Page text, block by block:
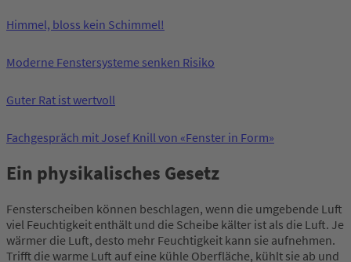
Himmel, bloss kein Schimmel!
Moderne Fenstersysteme senken Risiko
Guter Rat ist wertvoll
Fachgespräch mit Josef Knill von «Fenster in Form»
Ein physikalisches Gesetz
Fensterscheiben können beschlagen, wenn die umgebende Luft
viel Feuchtigkeit enthält und die Scheibe kälter ist als die Luft. Je
wärmer die Luft, desto mehr Feuchtigkeit kann sie aufnehmen.
Trifft die warme Luft auf eine kühle Oberfläche, kühlt sie ab und